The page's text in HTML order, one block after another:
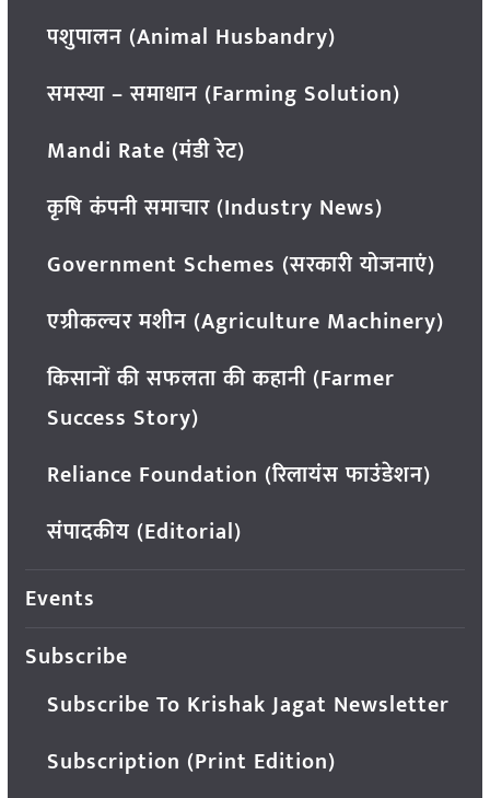
पशुपालन (Animal Husbandry)
समस्या – समाधान (Farming Solution)
Mandi Rate (मंडी रेट)
कृषि कंपनी समाचार (Industry News)
Government Schemes (सरकारी योजनाएं)
एग्रीकल्चर मशीन (Agriculture Machinery)
किसानों की सफलता की कहानी (Farmer
Success Story)
Reliance Foundation (रिलायंस फाउंडेशन)
संपादकीय (Editorial)
Events
Subscribe
Subscribe To Krishak Jagat Newsletter
Subscription (Print Edition)